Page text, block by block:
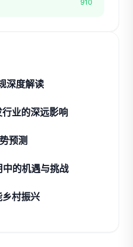
910
深度解读
业的深远影响
预测
的机遇与挑战
村振兴